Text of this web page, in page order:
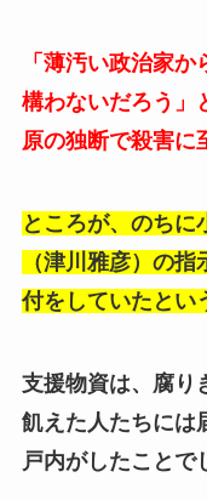
「薄汚い政治家
構わないだろう」
原の独断で殺害に
ところが、のちに
（津川雅彦）の
付をしていたとい
支援物資は、腐り
飢えた人たちには
戸内がしたことで